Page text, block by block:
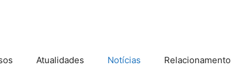
Atualidades Notícias Relacionamento